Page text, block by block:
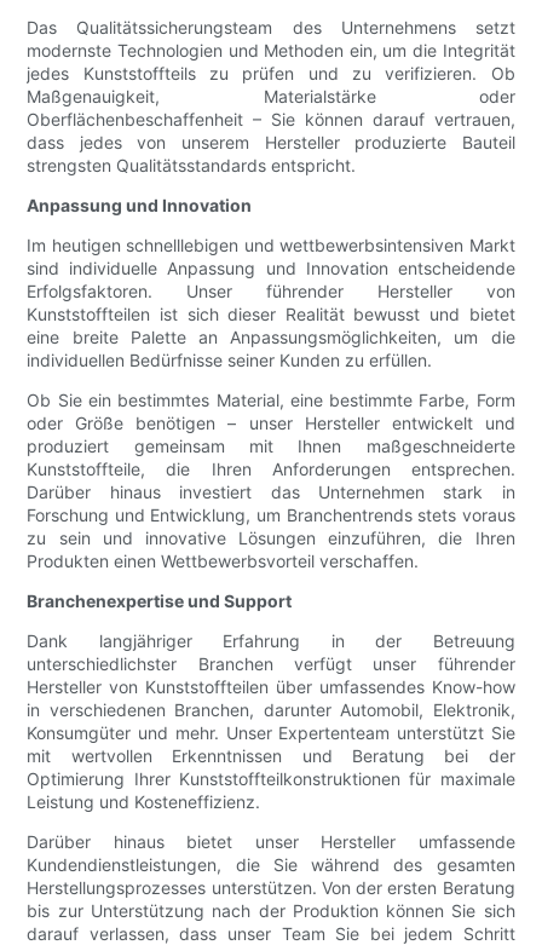
Das Qualitätssicherungsteam des Unternehmens setzt
modernste Technologien und Methoden ein, um die Integrität
jedes Kunststoffteils zu prüfen und zu verifizieren. Ob
Maßgenauigkeit, Materialstärke oder
Oberflächenbeschaffenheit – Sie können darauf vertrauen,
dass jedes von unserem Hersteller produzierte Bauteil
strengsten Qualitätsstandards entspricht.
Anpassung und Innovation
Im heutigen schnelllebigen und wettbewerbsintensiven Markt
sind individuelle Anpassung und Innovation entscheidende
Erfolgsfaktoren. Unser führender Hersteller von
Kunststoffteilen ist sich dieser Realität bewusst und bietet
eine breite Palette an Anpassungsmöglichkeiten, um die
individuellen Bedürfnisse seiner Kunden zu erfüllen.
Ob Sie ein bestimmtes Material, eine bestimmte Farbe, Form
oder Größe benötigen – unser Hersteller entwickelt und
produziert gemeinsam mit Ihnen maßgeschneiderte
Kunststoffteile, die Ihren Anforderungen entsprechen.
Darüber hinaus investiert das Unternehmen stark in
Forschung und Entwicklung, um Branchentrends stets voraus
zu sein und innovative Lösungen einzuführen, die Ihren
Produkten einen Wettbewerbsvorteil verschaffen.
Branchenexpertise und Support
Dank langjähriger Erfahrung in der Betreuung
unterschiedlichster Branchen verfügt unser führender
Hersteller von Kunststoffteilen über umfassendes Know-how
in verschiedenen Branchen, darunter Automobil, Elektronik,
Konsumgüter und mehr. Unser Expertenteam unterstützt Sie
mit wertvollen Erkenntnissen und Beratung bei der
Optimierung Ihrer Kunststoffteilkonstruktionen für maximale
Leistung und Kosteneffizienz.
Darüber hinaus bietet unser Hersteller umfassende
Kundendienstleistungen, die Sie während des gesamten
Herstellungsprozesses unterstützen. Von der ersten Beratung
bis zur Unterstützung nach der Produktion können Sie sich
darauf verlassen, dass unser Team Sie bei jedem Schritt